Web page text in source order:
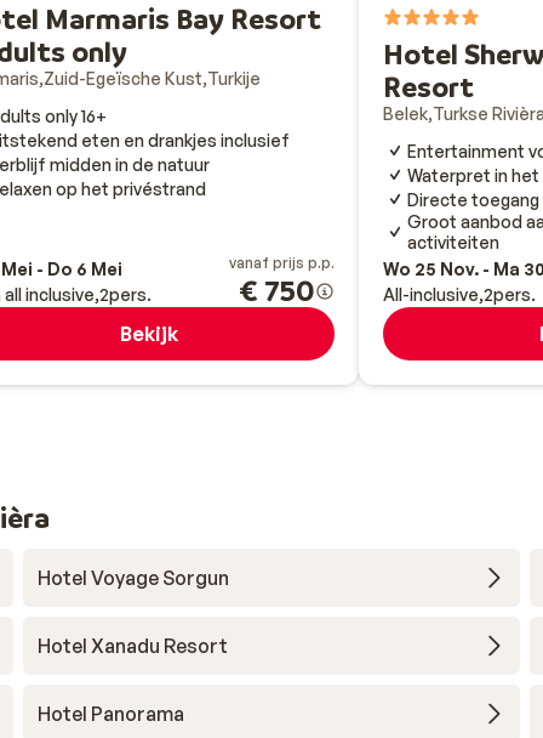
Marmaris Bay Resort
only
Zuid-Egeïsche Kust Turkije
only 16+
eten en drankjes inclusief
midden in de natuur
op het privéstrand
Mei - Do 6 Mei
all inclusive 2pers.
vanaf prijs p.p.
€ 750
Bekijk
Hotel
Resort
Belek Turkse
Entertainment
Waterpret in het
Directe
Groot aanbod
activiteiten
Wo 25 Nov. - Ma
All-inclusive 2pers.
Hotel Voyage Sorgun
Hotel Xanadu Resort
Hotel Panorama